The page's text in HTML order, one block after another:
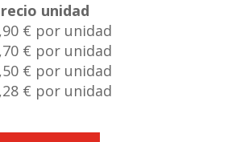
unidad
€ por unidad
€ por unidad
€ por unidad
€ por unidad